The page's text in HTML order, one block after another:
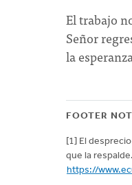
El trabajo
Señor
la
FOOTER
[1] El
que la
https://